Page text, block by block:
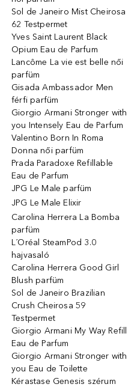
Sol de Janeiro Mist Cheirosa
62 Testpermet
Yves Saint Laurent Black
Opium Eau de Parfum
Lancôme La vie est belle női
parfüm
Gisada Ambassador Men
férfi parfüm
Giorgio Armani Stronger with
you Intensely Eau de Parfum
Valentino Born In Roma
Donna női parfüm
Prada Paradoxe Refillable
Eau de Parfum
JPG Le Male parfüm
JPG Le Male Elixir
Carolina Herrera La Bomba
parfüm
L´Oréal SteamPod 3.0
hajvasaló
Carolina Herrera Good Girl
Blush parfüm
Sol de Janeiro Brazilian
Crush Cheirosa 59
Testpermet
Giorgio Armani My Way Refill
Eau de Parfum
Giorgio Armani Stronger with
you Eau de Toilette
Kérastase Genesis szérum